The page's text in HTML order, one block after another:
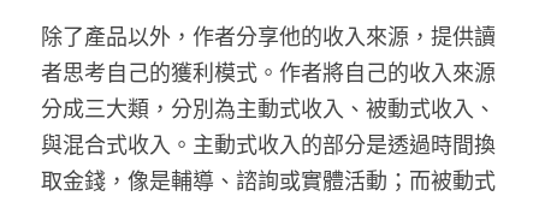
除了產品以外，作者分享他的收入來源，提供讀
者思考自己的獲利模式。作者將自己的收入來源
分成三大類，分別為主動式收入、被動式收入、
與混合式收入。主動式收入的部分是透過時間換
取金錢，像是輔導、諮詢或實體活動；而被動式